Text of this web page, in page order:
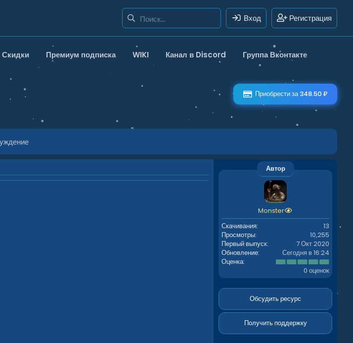
Вход Регистрация
Скидки Премиум подписка WIKI Канал в Discord Группа Вконтакте
Приобрести за 348.50 ₽
Автор
Monster
Скачивания
13
Просмотры
10,255
Первый выпуск
7 Окт 2020
Обновление
Сегодня в 16:24
Оценка
0
.
0
з
ё
з
0 оценок
Обсудить ресурс
Получить поддержку